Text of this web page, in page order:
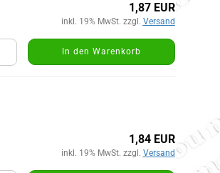
1,87 EUR
inkl. 19% MwSt. zzgl. Versand
In den Warenkorb
1,84 EUR
inkl. 19% MwSt. zzgl. Versand